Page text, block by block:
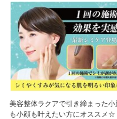
美容整体ラクアで引き締まった
も小顔も叶えたい方にオススメ☆